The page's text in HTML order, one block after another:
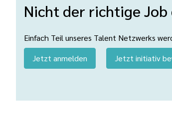
Nicht der richtige Job
Einfach Teil unseres Talent Netzwerks
Jetzt anmelden
Jetzt initiativ